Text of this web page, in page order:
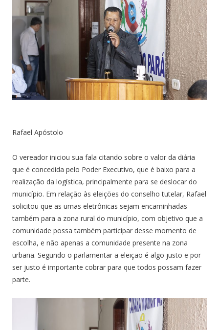
Rafael Apóstolo
O vereador iniciou sua fala citando sobre o valor da diária
que é concedida pelo Poder Executivo, que é baixo para a
realização da logística, principalmente para se deslocar do
município. Em relação às eleições do conselho tutelar, Rafael
solicitou que as urnas eletrônicas sejam encaminhadas
também para a zona rural do município, com objetivo que a
comunidade possa também participar desse momento de
escolha, e não apenas a comunidade presente na zona
urbana. Segundo o parlamentar a eleição é algo justo e por
ser justo é importante cobrar para que todos possam fazer
parte.